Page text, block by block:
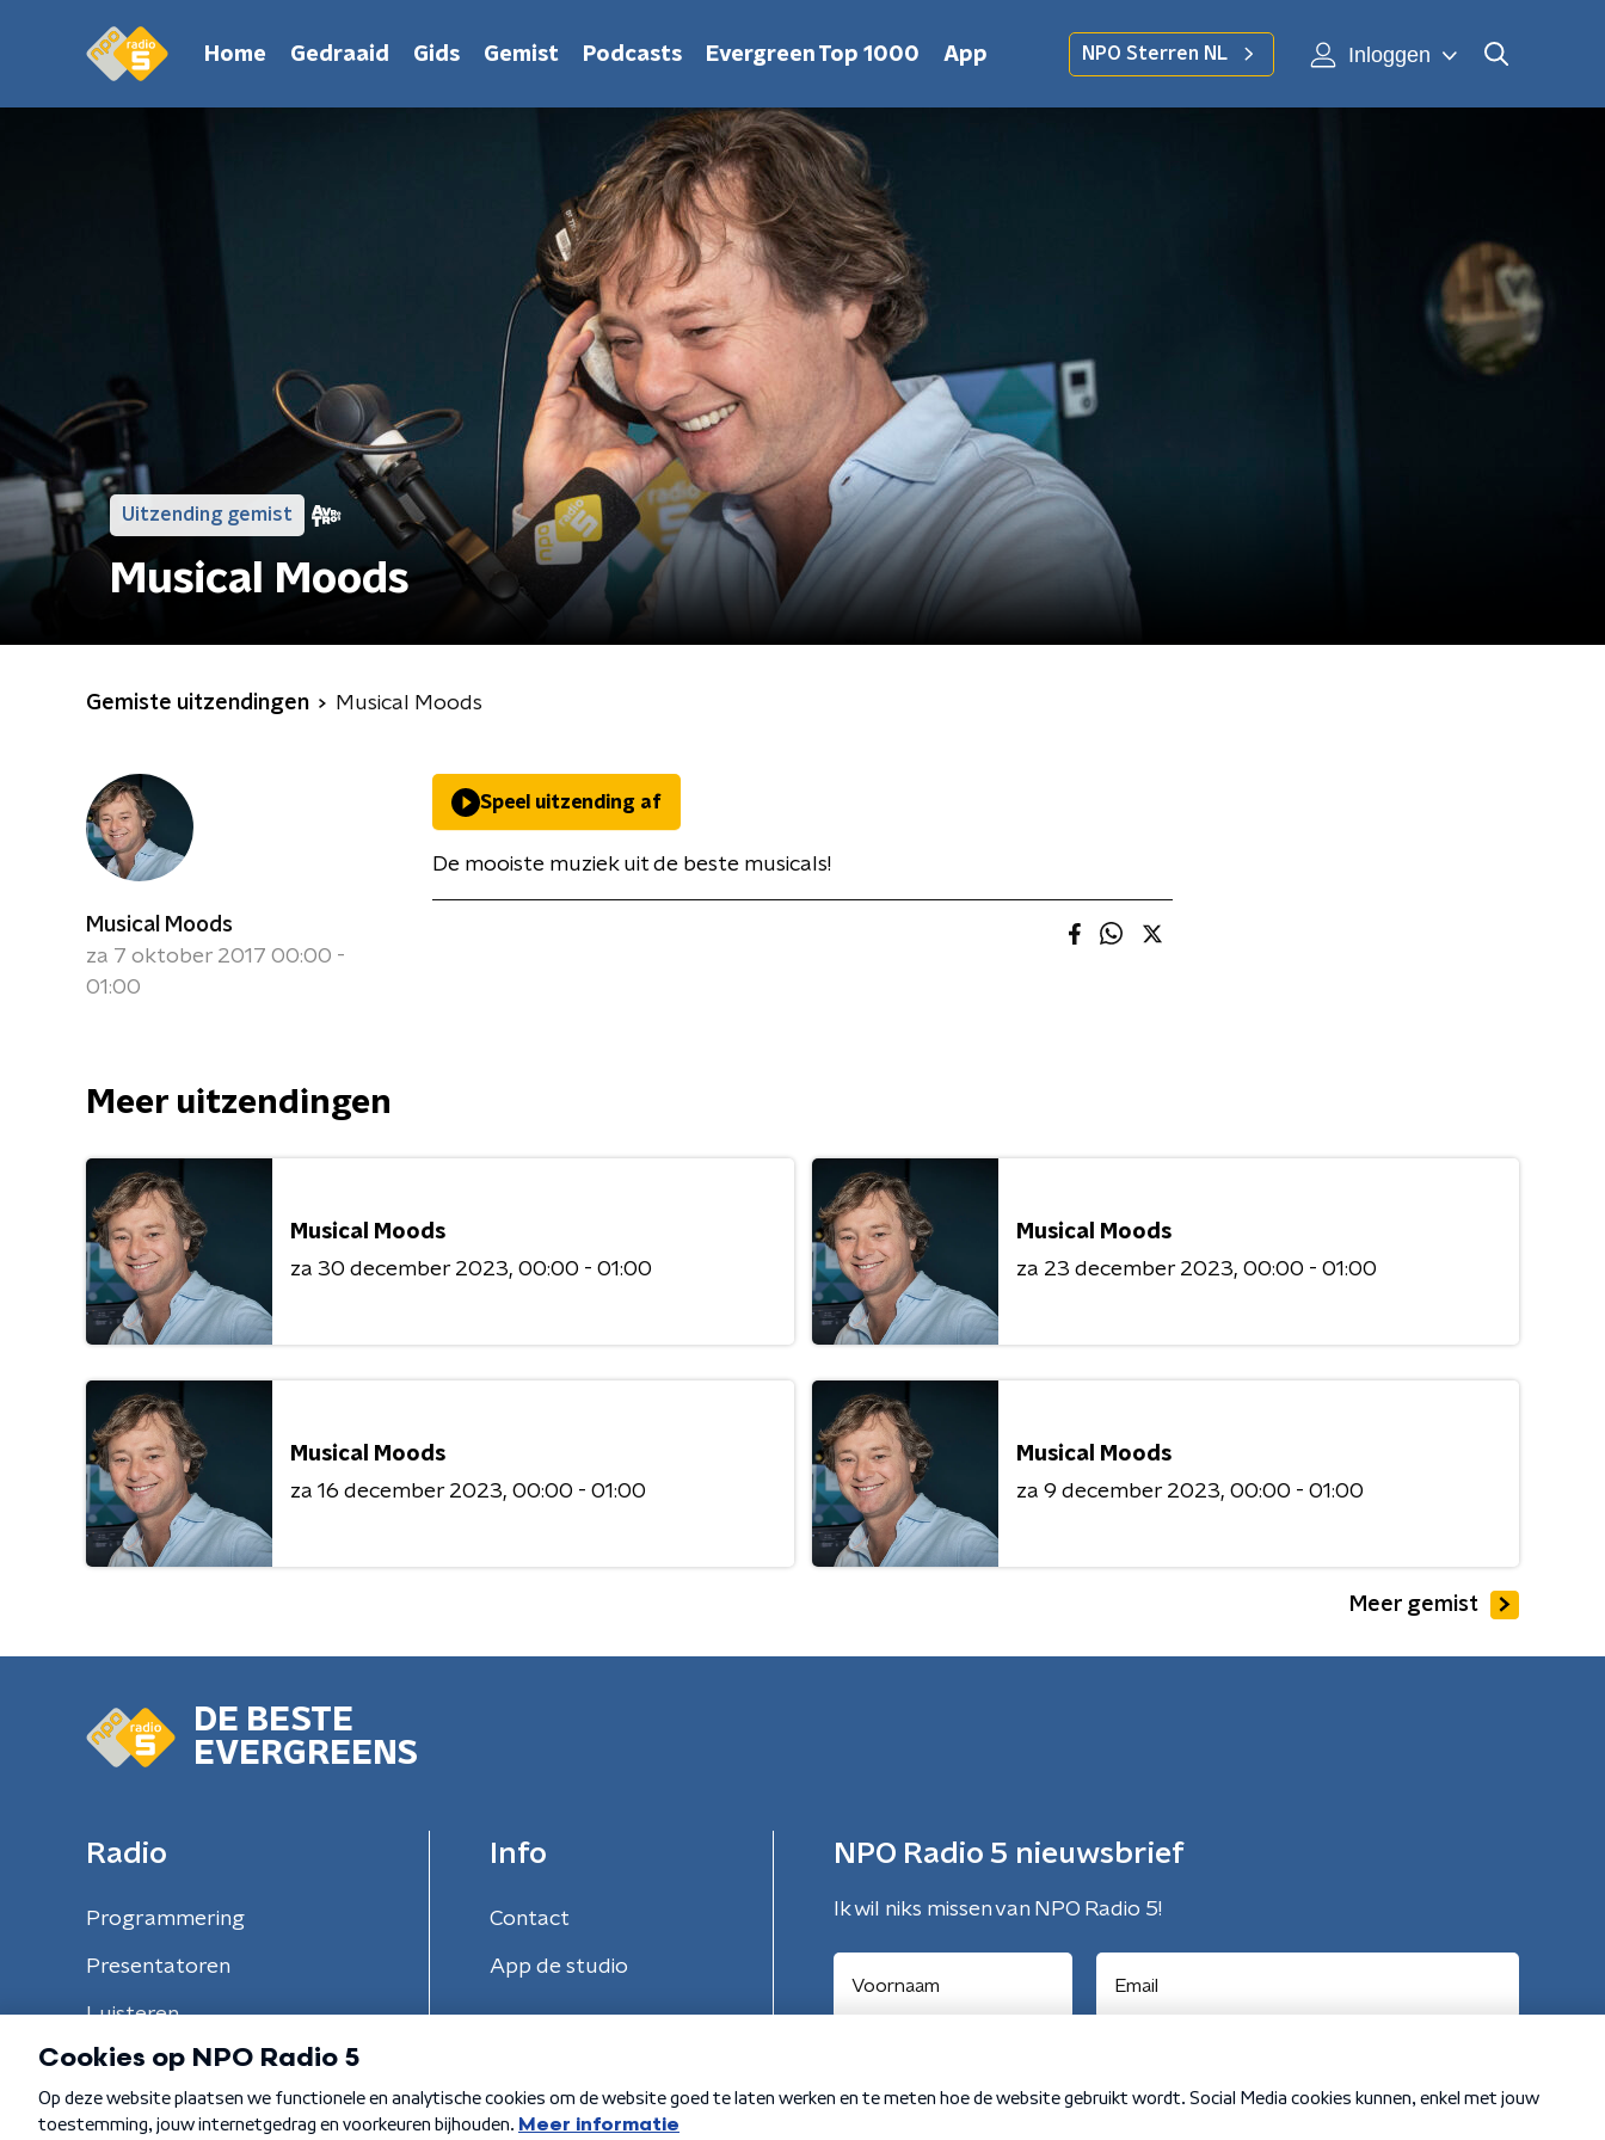
Home Gedraaid Gids Gemist Podcasts Evergreen Top 1000 App NPO Sterren NL Inloggen
Uitzending gemist
Musical Moods
Gemiste uitzendingen Musical Moods
Musical Moods
za 7 oktober 2017 00:00 -
01:00
Speel uitzending af
De mooiste muziek uit de beste musicals!
Meer uitzendingen
Musical Moods
za 30 december 2023 00:00 - 01:00
Musical Moods
za 23 december 2023 00:00 - 01:00
Musical Moods
za 16 december 2023 00:00 - 01:00
Musical Moods
za 9 december 2023 00:00 - 01:00
Meer gemist
DE BESTE
EVERGREENS
Radio
Programmering
Presentatoren
Luisteren
Info
Contact
App de studio
NPO Radio 5 nieuwsbrief
Ik wil niks missen van NPO Radio 5!